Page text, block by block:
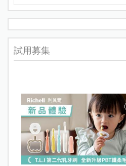
試用募集